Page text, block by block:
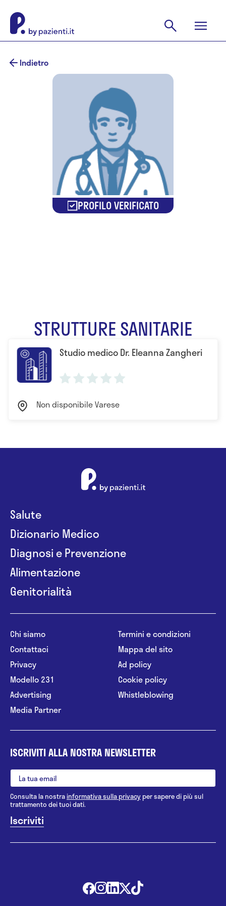
Indietro
PROFILO VERIFICATO
STRUTTURE SANITARIE
Studio medico Dr. Eleanna Zangheri
Non disponibile Varese
Salute
Dizionario Medico
Diagnosi e Prevenzione
Alimentazione
Genitorialità
Chi siamo
Contattaci
Privacy
Modello 231
Advertising
Media Partner
Termini e condizioni
Mappa del sito
Ad policy
Cookie policy
Whistleblowing
ISCRIVITI ALLA NOSTRA NEWSLETTER
Consulta la nostrainformativa sulla privacy per sapere di più sul
trattamento dei tuoi dati.